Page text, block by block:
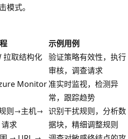
模式。
示例用例
拉取结构化 验证策略有效性，执行
审核，调查请求
Monitor准实时监视，检测异
常，跟踪趋势
则→主机→
求
识别干扰规则，分析数
据块，精细调整规则